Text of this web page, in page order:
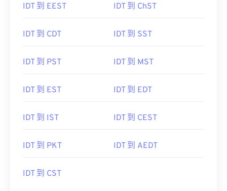
IDT 到 EEST IDT 到 ChST
IDT 到 CDT IDT 到 SST
IDT 到 PST IDT 到 MST
IDT 到 EST IDT 到 EDT
IDT 到 IST IDT 到 CEST
IDT 到 PKT IDT 到 AEDT
IDT 到 CST